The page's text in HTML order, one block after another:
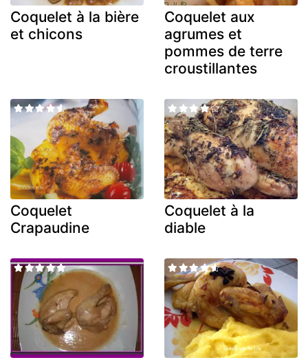
Coquelet à la bière
et chicons
Coquelet aux
agrumes et
pommes de terre
croustillantes
Coquelet
Crapaudine
Coquelet à la
diable